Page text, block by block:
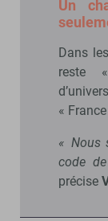
Un
Dans
reste
«
« Nous
code
précise